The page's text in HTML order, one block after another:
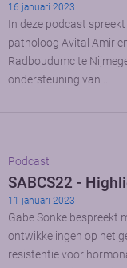
16 januari 2023
In deze podcast
patholoog Avital Amir
Radboudumc te
ondersteuning van …
Podcast
SABCS22 -
11 januari 2023
Gabe Sonke bespreekt
ontwikkelingen op het
resistentie voor